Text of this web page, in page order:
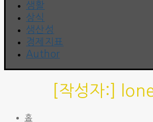
생활
상식
생산성
경제지표
Author
[작성자:]
홈